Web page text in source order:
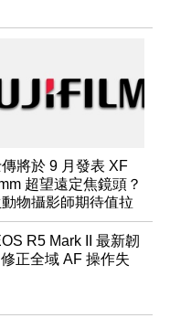
將於 9 月發表 XF
超望遠定焦鏡頭？
物攝影師期待值拉
R5 Mark II 最新韌
正全域 AF 操作失